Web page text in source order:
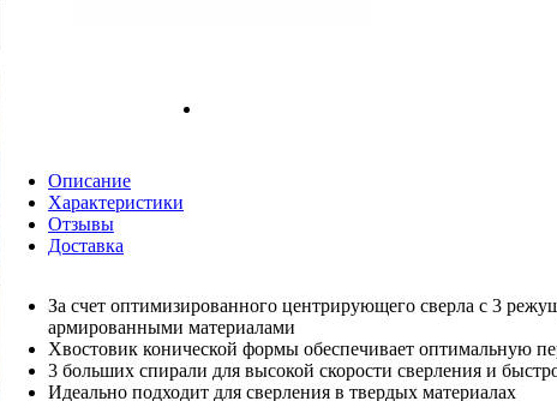
Описание
Характеристики
Отзывы
Доставка
За счет оптимизированного центрирующего сверла с 3
армированными материалами
Хвостовик конической формы обеспечивает оптимальную
3 больших спирали для высокой скорости сверления и
Идеально подходит для сверления в твердых материалах